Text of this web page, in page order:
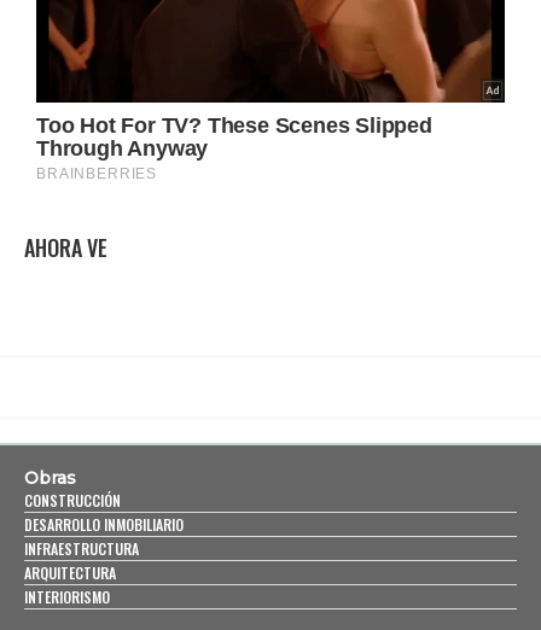
AHORA VE
Obras
CONSTRUCCIÓN
DESARROLLO INMOBILIARIO
INFRAESTRUCTURA
ARQUITECTURA
INTERIORISMO